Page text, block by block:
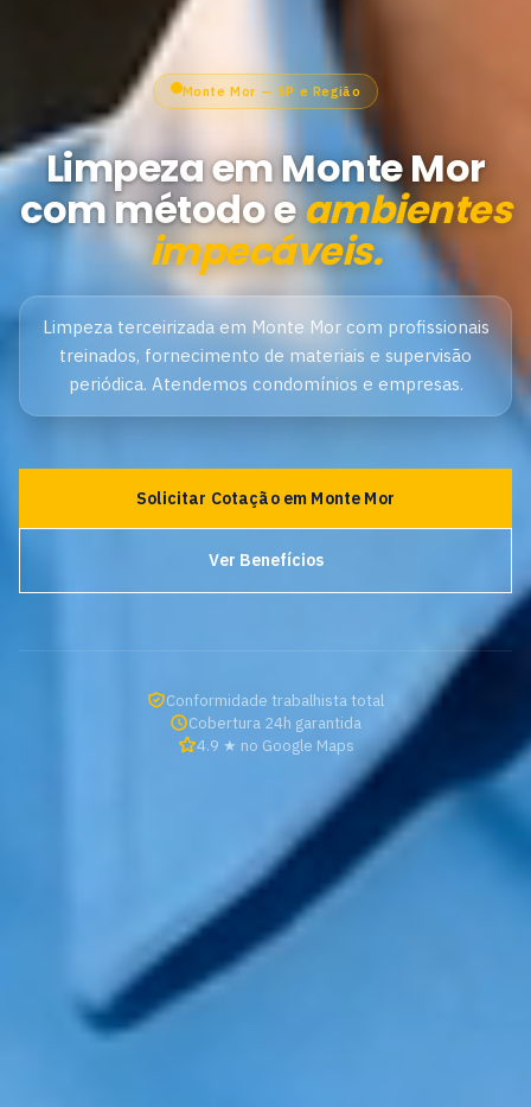
Monte Mor — SP e Região
Limpeza em Monte Mor
com método eambientes
impecáveis.
Limpeza terceirizada em Monte Mor com profissionais
treinados, fornecimento de materiais e supervisão
periódica. Atendemos condomínios e empresas.
Solicitar Cotação em Monte Mor
Ver Benefícios
Conformidade trabalhista total
Cobertura 24h garantida
4.9 ★ no Google Maps